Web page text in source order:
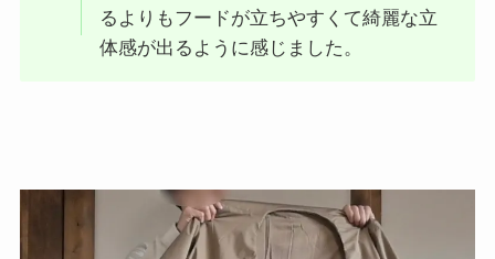
るよりもフードが立ちやすくて綺麗な立
体感が出るように感じました。